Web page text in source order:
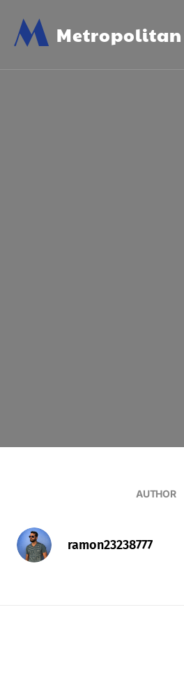
M Metropolitan
AUTHOR
ramon23238777